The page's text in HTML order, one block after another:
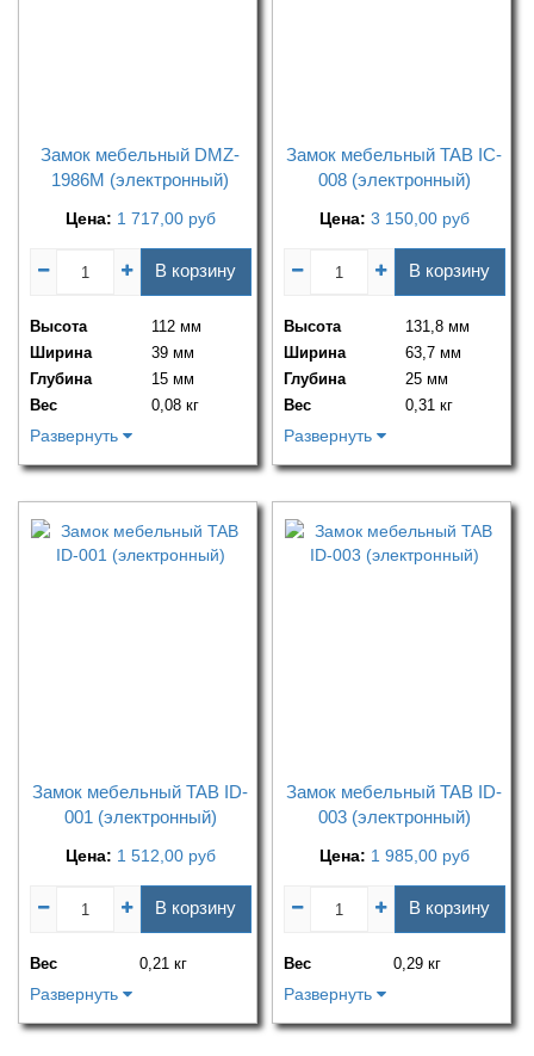
Замок мебельный DMZ-
1986M (электронный)
Цена: 1 717,00 руб
В корзину
Высота
112 мм
Ширина
39 мм
Глубина
15 мм
Вес
0,08 кг
Развернуть
Замок мебельный TAB IC-
008 (электронный)
Цена: 3 150,00 руб
В корзину
Высота
131,8 мм
Ширина
63,7 мм
Глубина
25 мм
Вес
0,31 кг
Развернуть
Замок мебельный TAB ID-
001 (электронный)
Цена: 1 512,00 руб
В корзину
Вес 0,21 кг
Развернуть
Замок мебельный TAB ID-
003 (электронный)
Цена: 1 985,00 руб
В корзину
Вес 0,29 кг
Развернуть